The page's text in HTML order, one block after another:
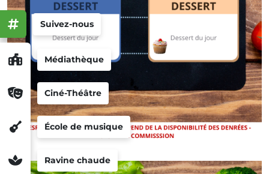
Médiathèque
Ciné-Théâtre
École de musique
Ravine chaude
Suivez-nous